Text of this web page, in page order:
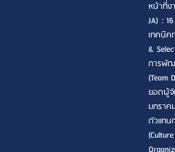
หน้าที่ง
JA) :
เทคนิค
&
การพัฒ
(Team
ยอดผู้จั
มกราค
ตัวแทน